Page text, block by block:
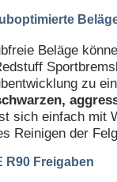
Beläge
zu
sich einfach mit
Reinigen der
R90 Freigaben